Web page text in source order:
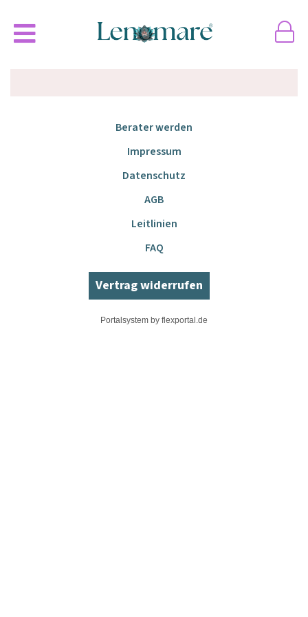
Berater werden
Impressum
Datenschutz
AGB
Leitlinien
FAQ
Vertrag widerrufen
Portalsystem by flexportal.de